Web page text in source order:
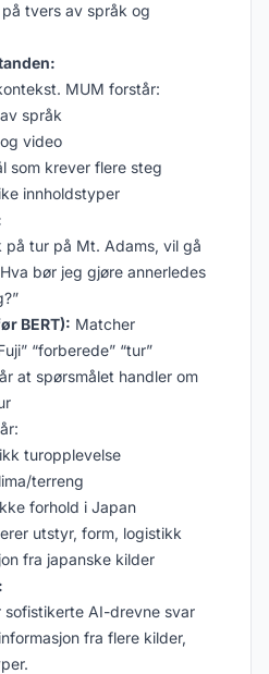
tvers av språk og
MUM forstår:
språk
video
som krever flere steg
innholdstyper
på tur på Mt. Adams, vil gå
bør jeg gjøre annerledes
BERT): Matcher
“forberede” “tur”
at spørsmålet handler om
turopplevelse
terreng
forhold i Japan
utstyr, form, logistikk
fra japanske kilder
sofistikerte AI-drevne svar
fra flere kilder,